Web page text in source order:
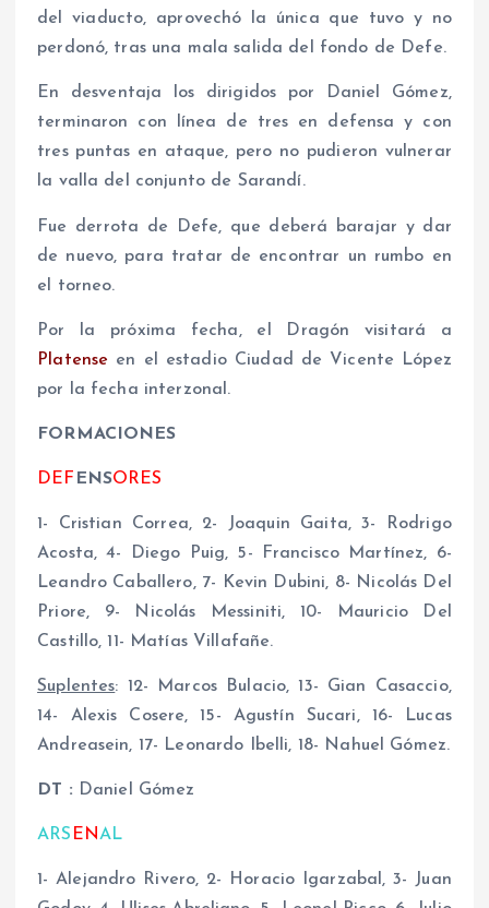
del viaducto, aprovechó la única que tuvo y no
perdonó, tras una mala salida del fondo de Defe.
En desventaja los dirigidos por Daniel Gómez,
terminaron con línea de tres en defensa y con
tres puntas en ataque, pero no pudieron vulnerar
la valla del conjunto de Sarandí.
Fue derrota de Defe, que deberá barajar y dar
de nuevo, para tratar de encontrar un rumbo en
el torneo.
Por la próxima fecha, el Dragón visitará a
Platense en el estadio Ciudad de Vicente López
por la fecha interzonal.
FORMACIONES
DEF ENSORES
1- Cristian Correa, 2- Joaquin Gaita, 3- Rodrigo
Acosta, 4- Diego Puig, 5- Francisco Martínez, 6-
Leandro Caballero, 7- Kevin Dubini, 8- Nicolás Del
Priore, 9- Nicolás Messiniti, 10- Mauricio Del
Castillo, 11- Matías Villafañe.
Suplentes: 12- Marcos Bulacio, 13- Gian Casaccio,
14- Alexis Cosere, 15- Agustín Sucari, 16- Lucas
Andreasein, 17- Leonardo Ibelli, 18- Nahuel Gómez.
DT : Daniel Gómez
ARS ENAL
1- Alejandro Rivero, 2- Horacio Igarzabal, 3- Juan